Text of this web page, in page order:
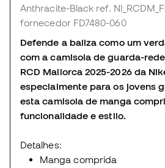
Anthracite-Black ref.
fornecedor FD7480-060
Defende a baliza como um
com a camisola de guarda-
RCD Mallorca 2025-2026 da
especialmente para os jovens
esta camisola de manga
funcionalidade e estilo.
Detalhes:
Manga comprida